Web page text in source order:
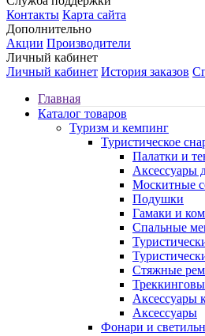
Контакты Карта сайта
Дополнительно
Акции Производители
Личный кабинет
Личный кабинет История заказов
Главная
Каталог товаров
Туризм и кемпинг
Туристическое
Палатки и
Аксессуары
Москитные
Подушки
Гамаки и
Спальные
Стяжные
Аксессуары
Аксессуары
Фонари и